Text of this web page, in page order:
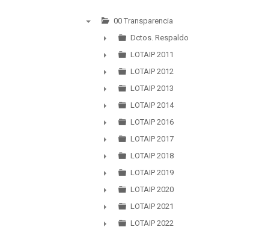
00 Transparencia
►
Dctos. Respaldo
►
LOTAIP 2011
►
LOTAIP 2012
►
LOTAIP 2013
►
LOTAIP 2014
►
LOTAIP 2016
►
LOTAIP 2017
►
LOTAIP 2018
►
LOTAIP 2019
►
LOTAIP 2020
►
LOTAIP 2021
LOTAIP 2022